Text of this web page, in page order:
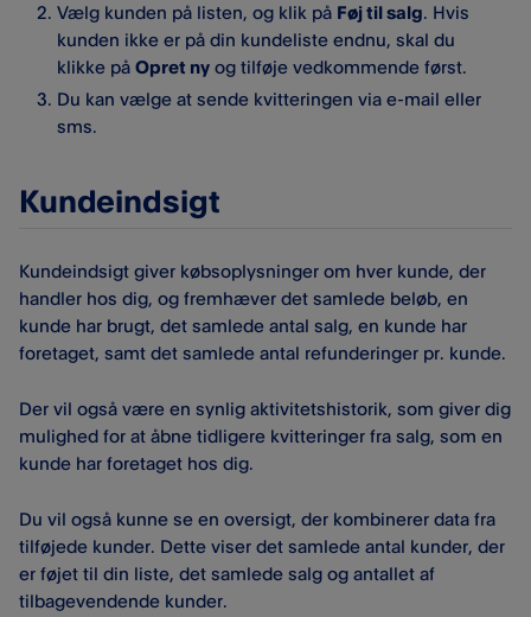
Vælg kunden på listen, og klik på Føj til salg. Hvis
kunden ikke er på din kundeliste endnu, skal du
klikke på Opret ny og tilføje vedkommende først.
Du kan vælge at sende kvitteringen via e-mail eller
sms.
Kundeindsigt
Kundeindsigt giver købsoplysninger om hver kunde, der
handler hos dig, og fremhæver det samlede beløb, en
kunde har brugt, det samlede antal salg, en kunde har
foretaget, samt det samlede antal refunderinger pr. kunde.
Der vil også være en synlig aktivitetshistorik, som giver dig
mulighed for at åbne tidligere kvitteringer fra salg, som en
kunde har foretaget hos dig.
Du vil også kunne se en oversigt, der kombinerer data fra
tilføjede kunder. Dette viser det samlede antal kunder, der
er føjet til din liste, det samlede salg og antallet af
tilbagevendende kunder.